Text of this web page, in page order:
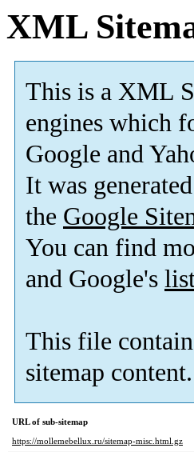
XML
This is a XML
engines which
Google and
It was
the Google
You can find
and Google's
This file
sitemap content.
URL of sub-sitemap
https://mollemebellux.ru/sitemap-misc.html.gz